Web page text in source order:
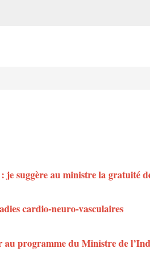
suggère au ministre la gratuité
cardio-neuro-vasculaires
au programme du Ministre de